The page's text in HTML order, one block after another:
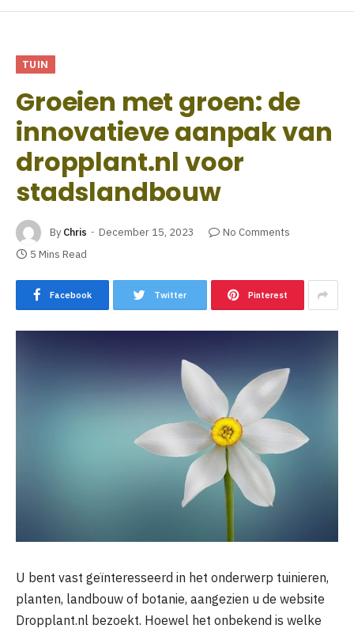
TUIN
Groeien met groen: de
innovatieve aanpak van
dropplant.nl voor
stadslandbouw
By Chris December 15, 2023
No Comments
5 Mins Read
Facebook Twitter Pinterest
U bent vast geïnteresseerd in het onderwerp tuinieren,
planten, landbouw of botanie, aangezien u de website
Dropplant.nl bezoekt. Hoewel het onbekend is welke